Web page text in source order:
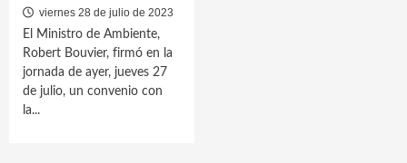
viernes 28 de julio de 2023
El Ministro de Ambiente,
Robert Bouvier, firmó en la
jornada de ayer, jueves 27
de julio, un convenio con
la...